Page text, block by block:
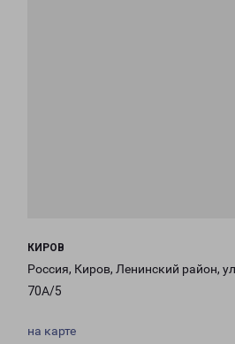
КИРОВ
Россия, Киров, Ленинский район,
70А/5
на карте